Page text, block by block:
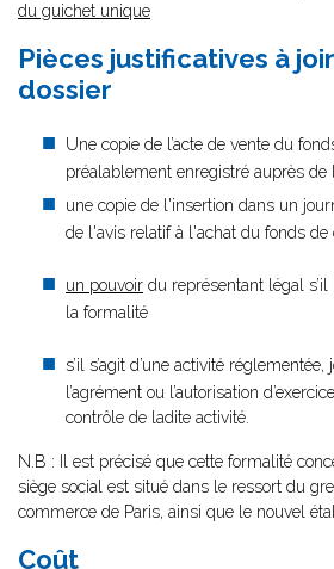
du guichet unique
Pièces justificatives à
dossier
Une copie de l’acte de vente du
préalablement enregistré auprès de
une copie de l'insertion dans un
de l'avis relatif à l'achat du fonds de
un pouvoir du représentant légal
la formalité
s’il s’agit d’une activité
l’agrément ou l’autorisation
contrôle de ladite activité.
N.B : Il est précisé que cette formalité
siège social est situé dans le ressort du
commerce de Paris, ainsi que le nouvel
Coût